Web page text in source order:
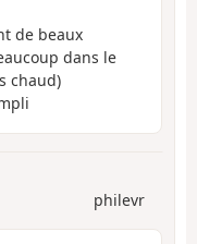
de beaux
dans le
chaud)
philevr